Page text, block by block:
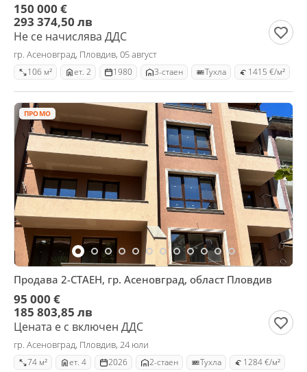
150 000 €
293 374,50 лв
Не се начислява ДДС
гр. Асеновград, Пловдив, 05 август
106 м² ет. 2 1980 3-стаен Тухла 1415 €/м²
ПРОМО
Продава 2-СТАЕН, гр. Асеновград, област Пловдив
95 000 €
185 803,85 лв
Цената е с включен ДДС
гр. Асеновград, Пловдив, 24 юли
74 м² ет. 4 2026 2-стаен Тухла 1284 €/м²